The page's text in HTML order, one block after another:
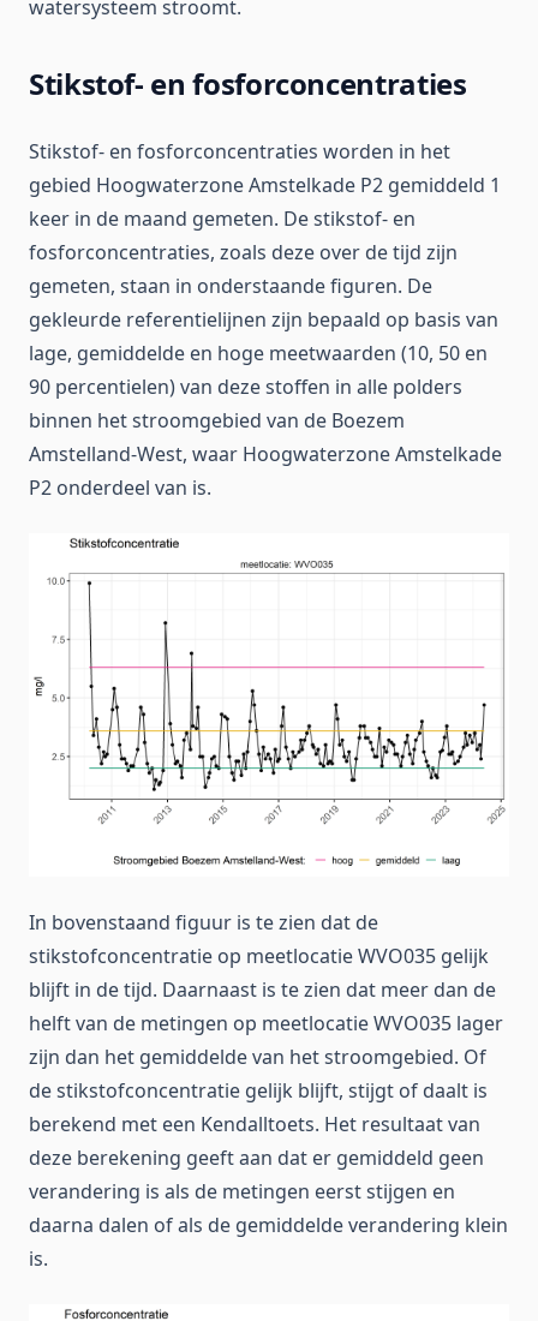
watersysteem stroomt.
Stikstof- en fosforconcentraties
Stikstof- en fosforconcentraties worden in het
gebied Hoogwaterzone Amstelkade P2 gemiddeld 1
keer in de maand gemeten. De stikstof- en
fosforconcentraties, zoals deze over de tijd zijn
gemeten, staan in onderstaande figuren. De
gekleurde referentielijnen zijn bepaald op basis van
lage, gemiddelde en hoge meetwaarden (10, 50 en
90 percentielen) van deze stoffen in alle polders
binnen het stroomgebied van de Boezem
Amstelland-West, waar Hoogwaterzone Amstelkade
P2 onderdeel van is.
In bovenstaand figuur is te zien dat de
stikstofconcentratie op meetlocatie WVO035 gelijk
blijft in de tijd. Daarnaast is te zien dat meer dan de
helft van de metingen op meetlocatie WVO035 lager
zijn dan het gemiddelde van het stroomgebied. Of
de stikstofconcentratie gelijk blijft, stijgt of daalt is
berekend met een Kendalltoets. Het resultaat van
deze berekening geeft aan dat er gemiddeld geen
verandering is als de metingen eerst stijgen en
daarna dalen of als de gemiddelde verandering klein
is.